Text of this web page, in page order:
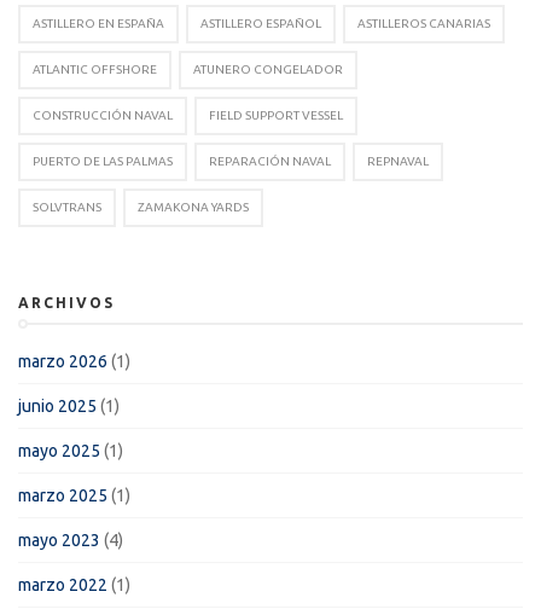
ASTILLERO EN ESPAÑA ASTILLERO ESPAÑOL ASTILLEROS CANARIAS
ATLANTIC OFFSHORE ATUNERO CONGELADOR
CONSTRUCCIÓN NAVAL FIELD SUPPORT VESSEL
PUERTO DE LAS PALMAS REPARACIÓN NAVAL REPNAVAL
SOLVTRANS ZAMAKONA YARDS
ARCHIVOS
marzo 2026 (1)
junio 2025 (1)
mayo 2025 (1)
marzo 2025 (1)
mayo 2023 (4)
marzo 2022 (1)